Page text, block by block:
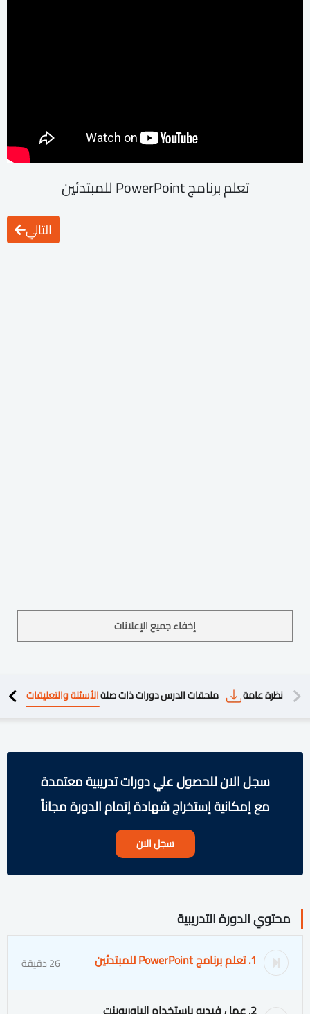
تعلم برنامج PowerPoint للمبتدئين
التالي
إخفاء جميع الإعلانات
نظرة عامة ملحقات الدرسدورات ذات صلةالأسئلة والتعليقات
سجل الان للحصول علي دورات تدريبية معتمدة
مع إمكانية إستخراج شهادة إتمام الدورة مجاناً
سجل الان
محتوي الدورة التدريبية
1. تعلم برنامج PowerPoint للمبتدئين 26 دقيقة